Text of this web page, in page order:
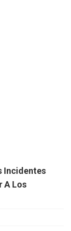
Incidentes
A Los